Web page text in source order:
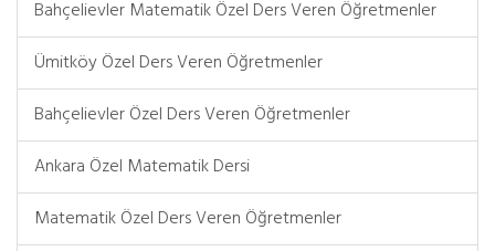
Bahçelievler Matematik Özel Ders Veren Öğretmenler
Ümitköy Özel Ders Veren Öğretmenler
Bahçelievler Özel Ders Veren Öğretmenler
Ankara Özel Matematik Dersi
Matematik Özel Ders Veren Öğretmenler